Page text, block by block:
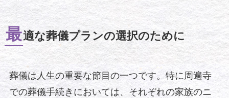
最適な葬儀プランの選択のために
葬儀は人生の重要な節目の一つです。特に周遍寺
での葬儀手続きにおいては、それぞれの家族のニ